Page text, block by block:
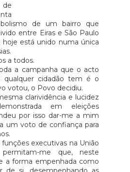
CFCCrossfitARBEL
Recreio e Bem
Rapid
Acrogym
Cáritas
Coimbra S.Pedro
Claudia
com o Novembro
à prevenção do
e à saúde do
a t-shirt oficial
e junte-se a
de um bairro que
entre Eiras e São Paulo
hoje está unido numa única
a todos.
a campanha que o acto
qualquer cidadão tem é o
votou, o Povo decidiu.
clarividência e lucidez
em eleições
por isso dar-me a mim
um voto de confiança para
executivas na União
me que, neste
a forma empenhada como